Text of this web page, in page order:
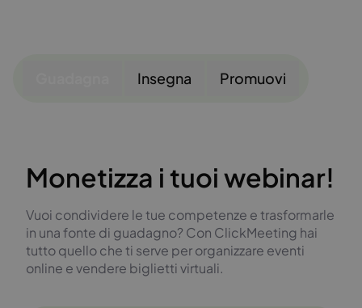
Insegna Promuovi
Monetizza i tuoi webinar!
Vuoi condividere le tue competenze e trasformarle
in una fonte di guadagno? Con ClickMeeting hai
tutto quello che ti serve per organizzare eventi
online e vendere biglietti virtuali.